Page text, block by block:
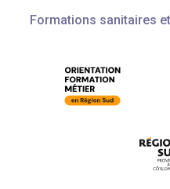
Formations sanitaires